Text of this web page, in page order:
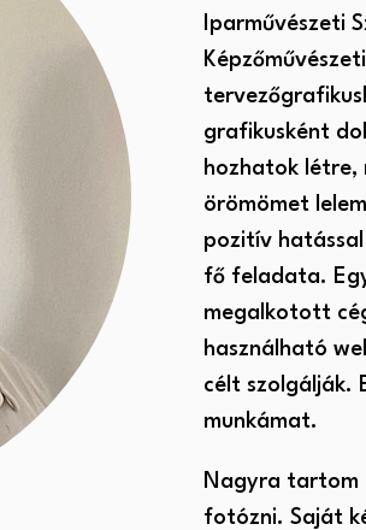
Iparművészeti
grafikusként
hozhatok létre,
örömömet
pozitív
fő feladata.
megalkotott
használható
célt szolgálják.
munkámat.
Nagyra tartom
fotózni. Saját